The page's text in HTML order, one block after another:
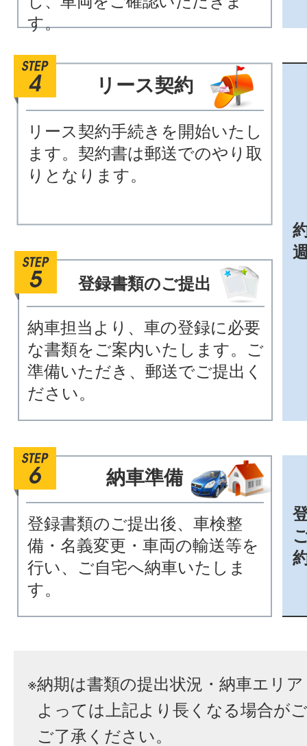
す。
リース契約
リース契約手続きを開始いたし
ます。契約書は郵送でのやり取
りとなります。
登録書類のご提出
納車担当より、車の登録に必要
な書類をご案内いたします。ご
準備いただき、郵送でご提出く
ださい。
納車準備
登録書類のご提出後、車検整
備・名義変更・車両の輸送等を
行い、ご自宅へ納車いたしま
す。
※納期は書類の提出状況・納車エリ
よっては上記より長くなる場合が
ご了承ください。